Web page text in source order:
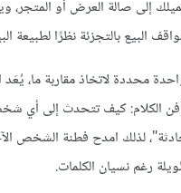
إلى صالة العرض أو
البيع بالتجزئة نظرًا لطبيعة
محددة لاتخاذ مقاربة ما،
لذلك امدح فطنة الشخص
رغم نسيان الكلمات.